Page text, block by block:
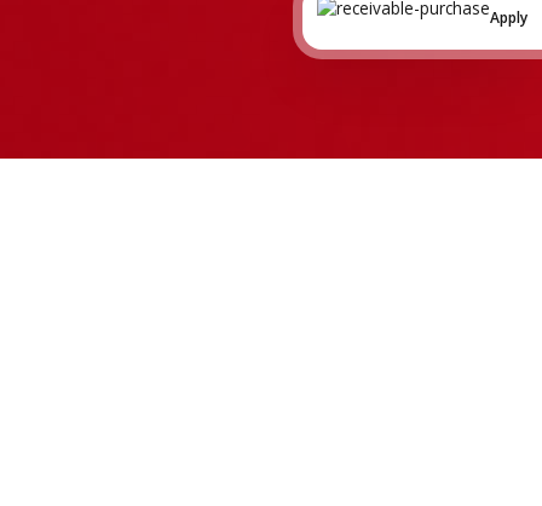
Apply